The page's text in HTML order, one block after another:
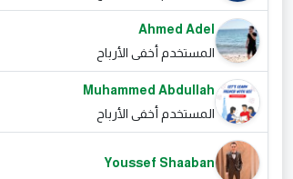
Ahmed Adel
المستخدم أخفى الأرباح
Muhammed Abdullah
المستخدم أخفى الأرباح
Youssef Shaaban